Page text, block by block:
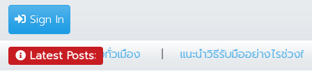
Sign In
Latest Posts:
มป์ต้องรู้|5 ข้อ ป้องกันฝุ่นฟุ้งทั่วเมือง|แนะนำวิธีรับ